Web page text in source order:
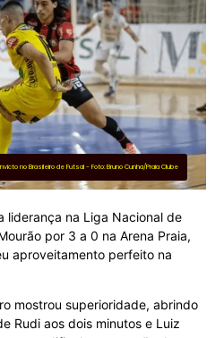
no Brasileiro de Futsal - Foto: Bruno Cunha/Praia Clube
liderança na Liga Nacional de
por 3 a 0 na Arena Praia,
aproveitamento perfeito na
mostrou superioridade, abrindo
Rudi aos dois minutos e Luiz